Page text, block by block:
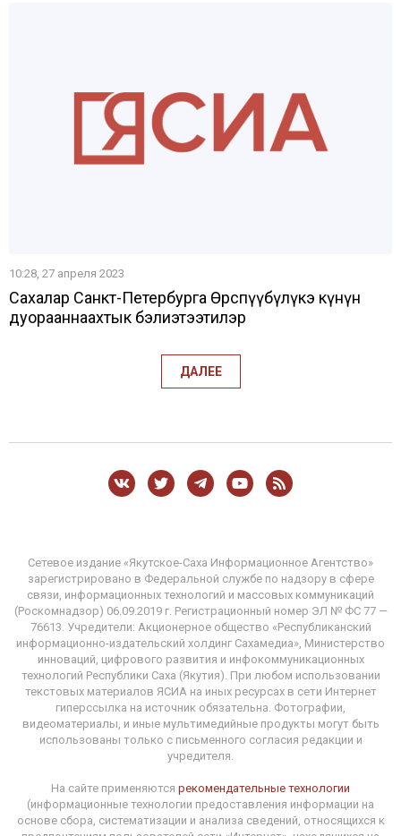
10:28, 27 апреля 2023
Сахалар Санкт-Петербурга Өрөспүүбүлүкэ күнүн
дуорааннаахтык бэлиэтээтилэр
ДАЛЕЕ
Сетевое издание «Якутское-Саха Информационное Агентство»
зарегистрировано в Федеральной службе по надзору в сфере
связи, информационных технологий и массовых коммуникаций
(Роскомнадзор) 06.09.2019 г. Регистрационный номер ЭЛ № ФС 77 —
76613. Учредители: Акционерное общество «Республиканский
информационно-издательский холдинг Сахамедиа», Министерство
инноваций, цифрового развития и инфокоммуникационных
технологий Республики Саха (Якутия). При любом использовании
текстовых материалов ЯСИА на иных ресурсах в сети Интернет
гиперссылка на источник обязательна. Фотографии,
видеоматериалы, и иные мультимедийные продукты могут быть
использованы только с письменного согласия редакции и
учредителя.
На сайте применяются рекомендательные технологии
(информационные технологии предоставления информации на
основе сбора, систематизации и анализа сведений, относящихся к